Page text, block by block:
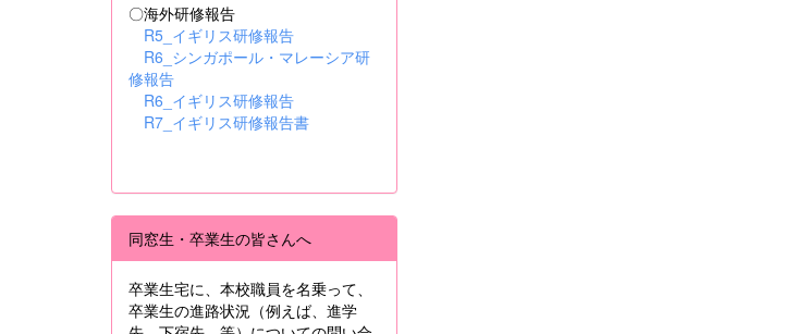
〇海外研修報告
R5_イギリス研修報告
R6_シンガポール・マレーシア研
修報告
R6_イギリス研修報告
R7_イギリス研修報告書
同窓生・卒業生の皆さんへ
卒業生宅に、本校職員を名乗って、
卒業生の進路状況（例えば、進学